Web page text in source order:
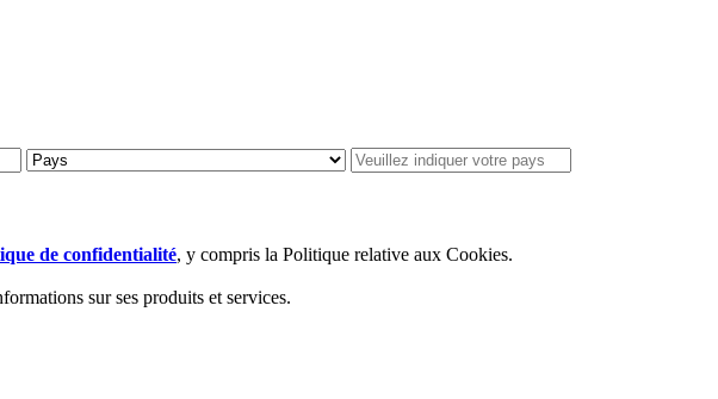
de confidentialité, y compris la Politique relative aux Cookies.
sur ses produits et services.